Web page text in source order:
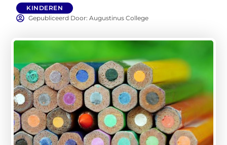
KINDEREN
Gepubliceerd Door: Augustinus College